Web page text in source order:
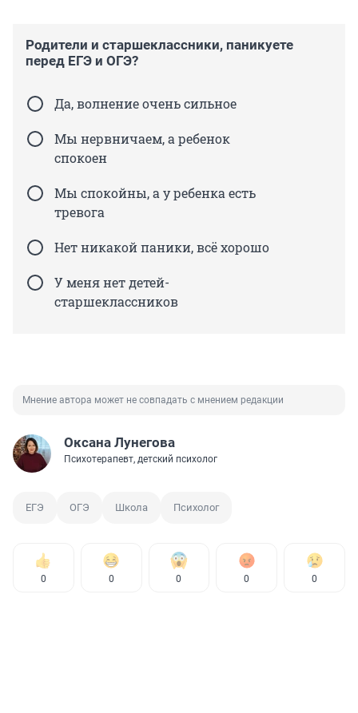
Родители и старшеклассники, паникуете
перед ЕГЭ и ОГЭ?
Да, волнение очень сильное
Мы нервничаем, а ребенок
спокоен
Мы спокойны, а у ребенка есть
тревога
Нет никакой паники, всё хорошо
У меня нет детей-
старшеклассников
Мнение автора может не совпадать с мнением редакции
Оксана Лунегова
Психотерапевт, детский психолог
ЕГЭ ОГЭ Школа Психолог
0 0 0 0 0